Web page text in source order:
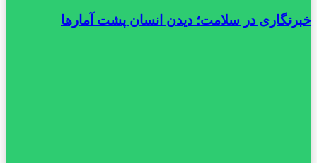
خبرنگاری در سلامت؛ دیدن انسان پشت آمارها